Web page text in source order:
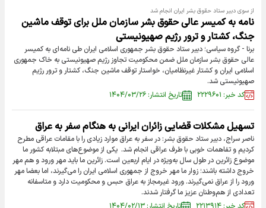
از سوی دبیر ستاد حقوق بشر ایران انجام شد
نامه به کمیسر عالی حقوق بشر سازمان ملل برای توقف ماشین
جنگ، کشتار و ترور رژیم صهیونیستی
برنا - گروه سیاسی؛ دبیر ستاد حقوق بشر جمهوری اسلامی ایران طی نامه‌ای به کمیسر
عالی حقوق بشر سازمان ملل ضمن محکومیت تجاوز رژیم صهیونیستی به خاک جمهوری
اسلامی ایران و کشتار غیرنظامیان، خواستار توقف ماشین جنگ، کشتار و ترور رژیم
صهیونیستی شد.
کد خبر: ۲۲۲۹۶۰۱
تاریخ انتشار: ۱۴۰۴/۰۳/۲۶
تسهیل مشکلات قضایی زائران ایرانی به هنگام سفر به عراق
ناصر سراج، دبیر ستاد حقوق بشر: در سفر به عراق موارد زیادی را با مقامات عراقی مطرح
کردیم و تفاهمات خوبی با طرف عراقی انجام شد. یکی از موضوع‌های مبتلابه کشور ما
موضوع زائرین در طول سال به‌ویژه در ایام اربعین است. زائرین ما باید مهر ورود و هم مهر
خروج داشته باشند؛ زوار ما مهر خروج از جمهوری اسلامی ایران را می‌گیرند، اما بعضا مهر
ورود را از عراق نمی‌گیرند. ورود غیرمجاز به عراق حبس و محکومیت دارد و متاسفانه
تعدادی از هم‌وطنان عزیز ما گرفتار شدند.